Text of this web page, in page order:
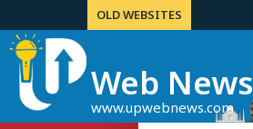
OLD WEBSITES
Web News
www.upwebnews.com